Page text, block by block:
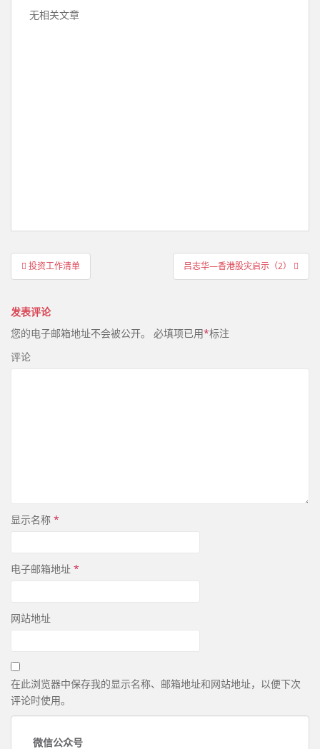
无相关文章
文
章
航
投资工作清单 吕志华—香港股灾启示（2）
发表评论
您的电子邮箱地址不会被公开。 必填项已用*标注
评论
显示名称 *
电子邮箱地址 *
网站地址
在此浏览器中保存我的显示名称、邮箱地址和网站地址，以便下次
评论时使用。
微信公众号